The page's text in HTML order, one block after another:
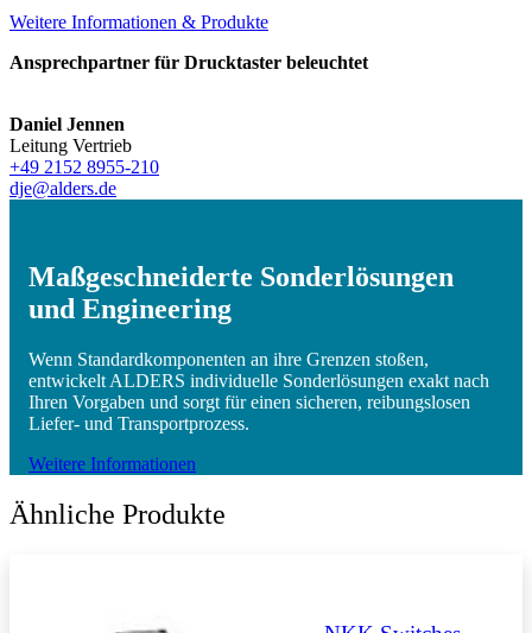
Weitere Informationen & Produkte
Ansprechpartner für Drucktaster beleuchtet
Daniel Jennen
Leitung Vertrieb
+49 2152 8955-210
dje@alders.de
Maßgeschneiderte Sonderlösungen
und Engineering
Wenn Standardkomponenten an ihre Grenzen stoßen,
entwickelt ALDERS individuelle Sonderlösungen exakt nach
Ihren Vorgaben und sorgt für einen sicheren, reibungslosen
Liefer- und Transportprozess.
Weitere Informationen
Ähnliche Produkte